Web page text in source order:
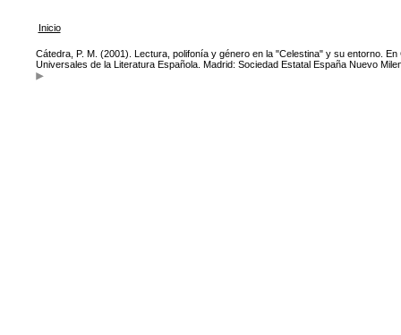
Inicio
Cátedra, P. M. (2001). Lectura, polifonía y género en la "Celestina" y su entorno.
Universales de la Literatura Española. Madrid: Sociedad Estatal España Nuevo